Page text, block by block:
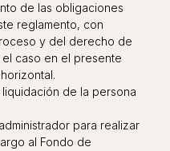
de las obligaciones
reglamento, con
y del derecho de
caso en el presente
de la persona
para realizar
al Fondo de